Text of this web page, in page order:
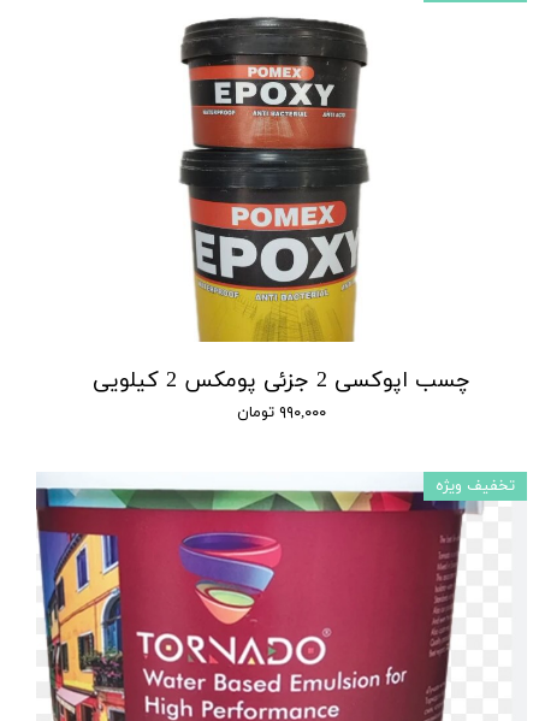
چسب اپوکسی 2 جزئی پومکس 2 کیلویی
۹۹۰,۰۰۰ تومان
تخفیف ویژه